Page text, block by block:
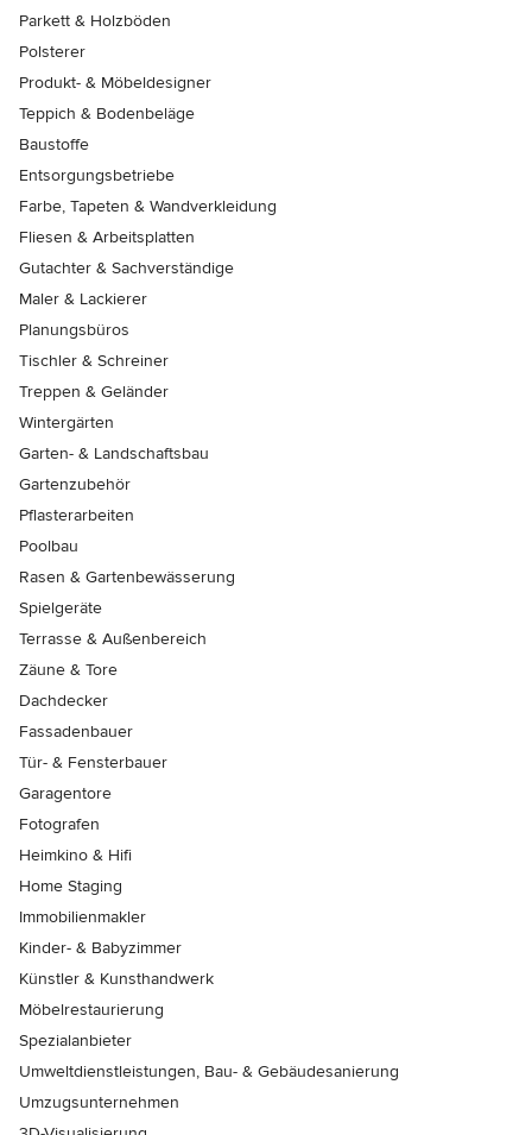
Parkett & Holzböden
Polsterer
Produkt- & Möbeldesigner
Teppich & Bodenbeläge
Baustoffe
Entsorgungsbetriebe
Farbe, Tapeten & Wandverkleidung
Fliesen & Arbeitsplatten
Gutachter & Sachverständige
Maler & Lackierer
Planungsbüros
Tischler & Schreiner
Treppen & Geländer
Wintergärten
Garten- & Landschaftsbau
Gartenzubehör
Pflasterarbeiten
Poolbau
Rasen & Gartenbewässerung
Spielgeräte
Terrasse & Außenbereich
Zäune & Tore
Dachdecker
Fassadenbauer
Tür- & Fensterbauer
Garagentore
Fotografen
Heimkino & Hifi
Home Staging
Immobilienmakler
Kinder- & Babyzimmer
Künstler & Kunsthandwerk
Möbelrestaurierung
Spezialanbieter
Umweltdienstleistungen, Bau- & Gebäudesanierung
Umzugsunternehmen